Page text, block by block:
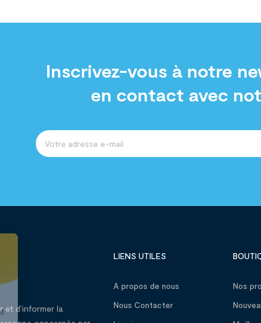
Inscrivez-vous à notre
en contact avec
et d’informer la
LIENS UTILES
A propos de nous
Nous Contacter
Nos